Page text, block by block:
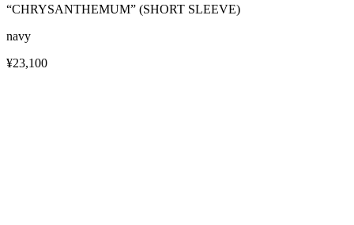
“CHRYSANTHEMUM” (SHORT SLEEVE)
navy
¥23,100